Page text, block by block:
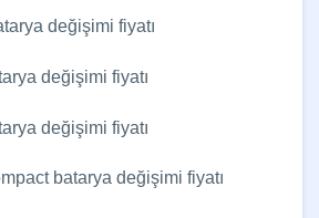
değişimi fiyatı
değişimi fiyatı
değişimi fiyatı
batarya değişimi fiyatı